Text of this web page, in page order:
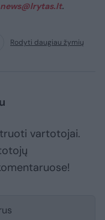
news@lrytas.lt.
Rodyti daugiau žymių
vartotojai.